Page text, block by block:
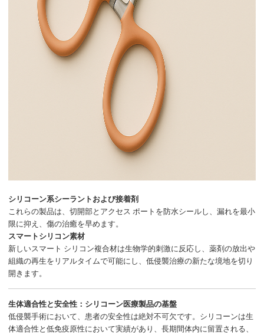
シリコーン系シーラントおよび接着剤
これらの製品は、切開部とアクセス ポートを防水シールし、漏れを最小
限に抑え、傷の治癒を早めます。
スマートシリコン素材
新しいスマート シリコン複合材は生物学的刺激に反応し、薬剤の放出や
組織の再生をリアルタイムで可能にし、低侵襲治療の新たな境地を切り
開きます。
生体適合性と安全性：シリコーン医療製品の基盤
低侵襲手術において、患者の安全性は絶対不可欠です。シリコーンは生
体適合性と低免疫原性において実績があり、長期間体内に留置される、